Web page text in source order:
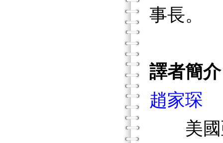
事長。
譯者簡介
趙家琛
美